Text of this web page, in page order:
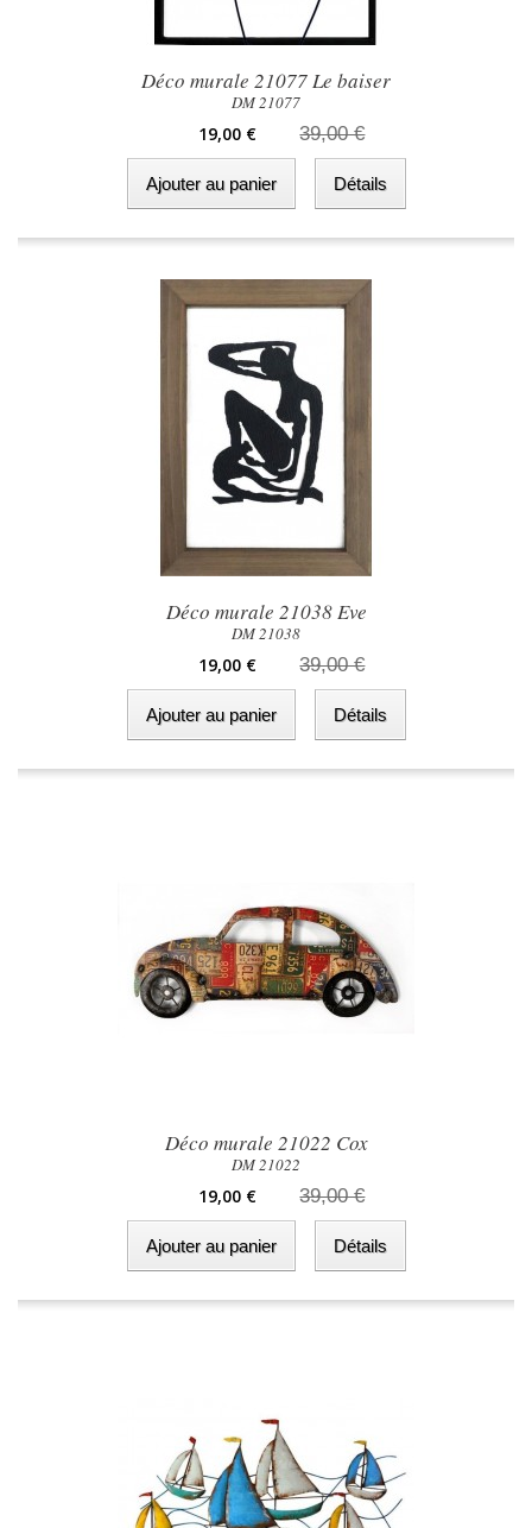
Déco murale 21077 Le baiser
DM 21077
19,00 € 39,00 €
Ajouter au panier Détails
Déco murale 21038 Eve
DM 21038
19,00 € 39,00 €
Ajouter au panier Détails
Déco murale 21022 Cox
DM 21022
19,00 € 39,00 €
Ajouter au panier Détails